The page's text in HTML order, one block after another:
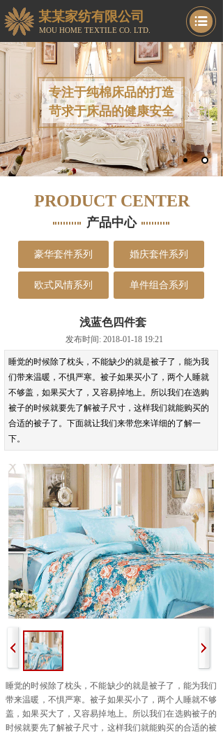
某某家纺有限公司
MOU HOME TEXTILE CO. LTD.
专注于纯棉床品的打造
苛求于床品的健康安全
PRODUCT CENTER
豪华套件系列 婚庆套件系列
欧式风情系列 单件组合系列
产品中心
浅蓝色四件套
发布时间: 2018-01-18 19:21
睡觉的时候除了枕头，不能缺少的就是被子了，能为我
们带来温暖，不惧严寒。被子如果买小了，两个人睡就
不够盖，如果买大了，又容易掉地上。所以我们在选购
被子的时候就要先了解被子尺寸，这样我们就能购买的
合适的被子了。下面就让我们来带您来详细的了解一
下。
睡觉的时候除了枕头，不能缺少的就是被子了，能为我们
带来温暖，不惧严寒。被子如果买小了，两个人睡就不够
盖，如果买大了，又容易掉地上。所以我们在选购被子的
时候就要先了解被子尺寸，这样我们就能购买的合适的被